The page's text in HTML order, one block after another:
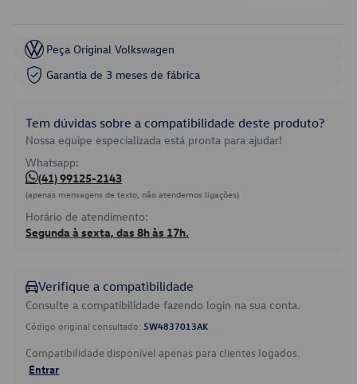
Peça Original Volkswagen
Garantia de 3 meses de fábrica
Tem dúvidas sobre a compatibilidade deste produto?
Nossa equipe especializada está pronta para ajudar!
Whatsapp:
(41) 99125-2143
(apenas mensagens de texto, não atendemos ligações)
Horário de atendimento:
Segunda à sexta, das 8h às 17h.
Verifique a compatibilidade
Consulte a compatibilidade fazendo login na sua conta.
Código original consultado: 5W4837013AK
Compatibilidade disponível apenas para clientes logados.
Entrar